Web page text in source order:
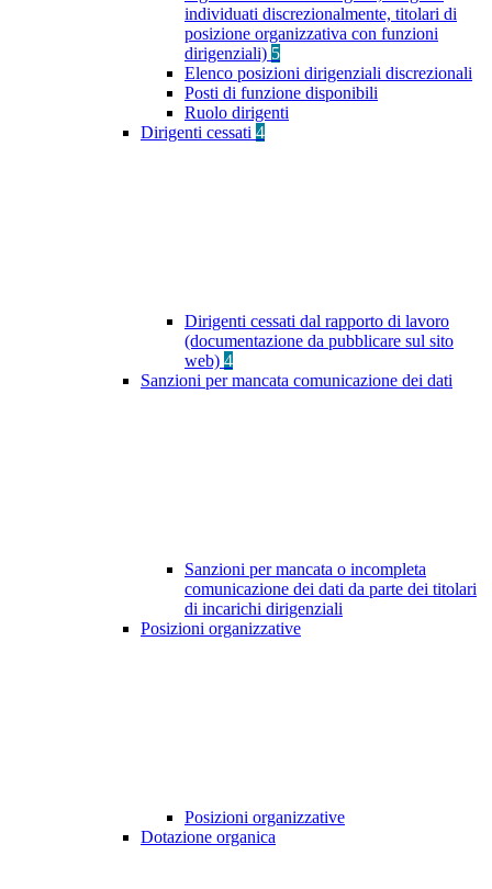
individuati discrezionalmente, titolari di
posizione organizzativa con funzioni
dirigenziali) 5
Elenco posizioni dirigenziali discrezionali
Posti di funzione disponibili
Ruolo dirigenti
Dirigenti cessati 4
Dirigenti cessati dal rapporto di lavoro
(documentazione da pubblicare sul sito
web) 4
Sanzioni per mancata comunicazione dei dati
Sanzioni per mancata o incompleta
comunicazione dei dati da parte dei titolari
di incarichi dirigenziali
Posizioni organizzative
Posizioni organizzative
Dotazione organica